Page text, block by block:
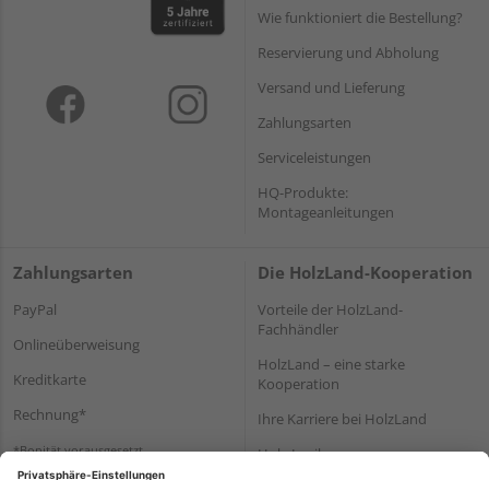
Wie funktioniert die Bestellung?
Reservierung und Abholung
Versand und Lieferung
Zahlungsarten
Serviceleistungen
HQ-Produkte:
Montageanleitungen
Zahlungsarten
PayPal
Onlineüberweisung
Kreditkarte
Rechnung*
*Bonität vorausgesetzt
Die HolzLand-Kooperation
Vorteile der HolzLand-
Fachhändler
HolzLand – eine starke
Kooperation
Ihre Karriere bei HolzLand
Holz-Lexikon